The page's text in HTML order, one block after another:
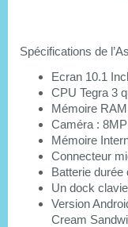
Spécifications de
Ecran 10.1
CPU Tegra 3
Mémoire
Caméra :
Mémoire
Connecteur
Batterie durée
Un dock
Version
Cream